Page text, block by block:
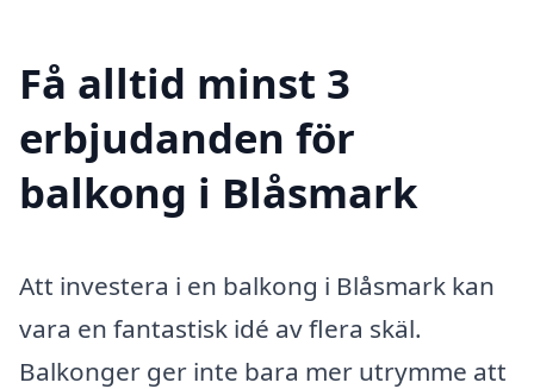
Få alltid minst 3
erbjudanden för
balkong i Blåsmark
Att investera i en balkong i Blåsmark kan
vara en fantastisk idé av flera skäl.
Balkonger ger inte bara mer utrymme att